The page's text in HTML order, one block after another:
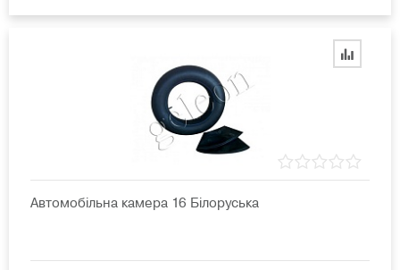
Автомобільна камера 16 Білоруська